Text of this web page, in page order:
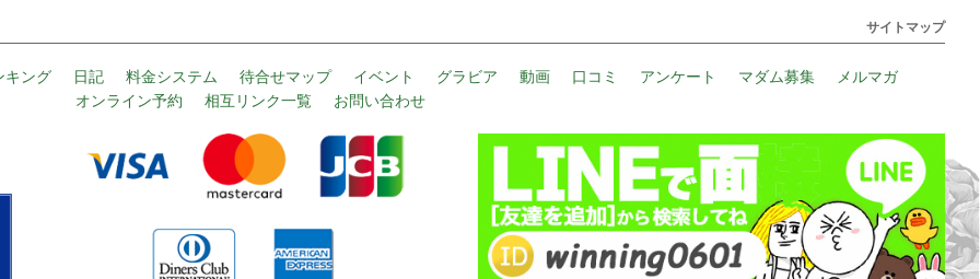
サイトマップ
キング 日記 料金システム 待合せマップ イベント グラビア 動画 口コミ アンケート マダム募集
メルマガ
オンライン予約
相互リンク一覧 お問い合わせ